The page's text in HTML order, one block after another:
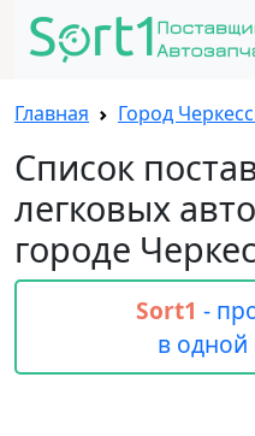
Главная Город
Список
легковых
городе
Sort1 -
в